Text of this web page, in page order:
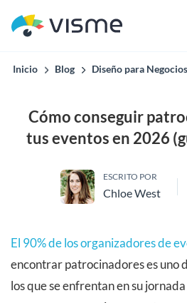
Inicio Blog Diseño para Negocios
Cómo conseguir
tus eventos en 2026
ESCRITO POR
Chloe West
El 90% de los organizadores de
encontrar patrocinadores es uno
los que se enfrentan en su